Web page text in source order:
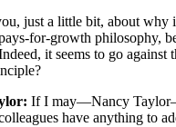
just a little bit, about why
for-growth philosophy,
it seems to go
If I may—Nancy
have anything to